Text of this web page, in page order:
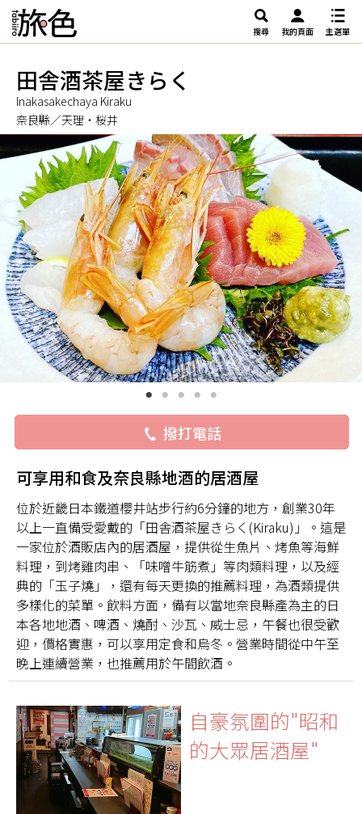
搜尋 我的頁面 主選單
田舎酒茶屋きらく
Inakasakechaya Kiraku
奈良縣／天理・桜井
撥打電話
可享用和食及奈良縣地酒的居酒屋
位於近畿日本鐵道櫻井站步行約6分鐘的地方，創業30年
以上一直備受愛戴的「田舎酒茶屋きらく(Kiraku)」。這是
一家位於酒販店內的居酒屋，提供從生魚片、烤魚等海鮮
料理，到烤雞肉串、「味噌牛筋煮」等肉類料理，以及經
典的「玉子燒」，還有每天更換的推薦料理，為酒類提供
多樣化的菜單。飲料方面，備有以當地奈良縣產為主的日
本各地地酒、啤酒、燒酎、沙瓦、威士忌，午餐也很受歡
迎，價格實惠，可以享用定食和烏冬。營業時間從中午至
晚上連續營業，也推薦用於午間飲酒。
自豪氛圍的"昭和
的大眾居酒屋"